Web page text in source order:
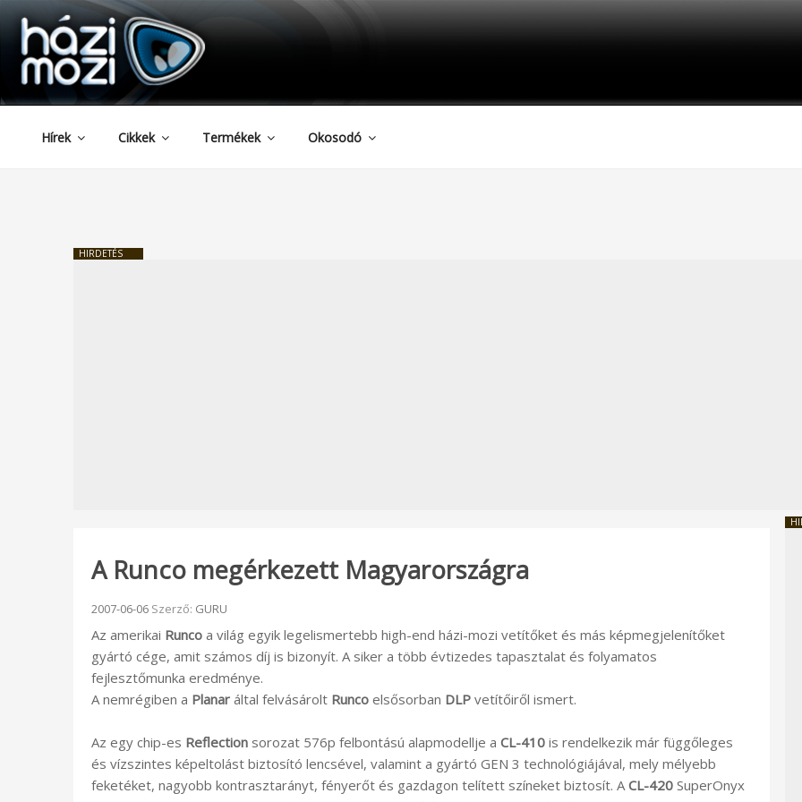
Tartalomhoz
HAZIMOZI
Hírek Cikkek Termékek Okosodó
HIRDETÉS
A Runco megérkezett Magyarországra
Beküldve:
2007-06-06 Szerző: GURU
Az amerikai Runco a világ egyik legelismertebb high-end házi-mozi vetítőket és más képmegjelenítőket
gyártó cége, amit számos díj is bizonyít. A siker a több évtizedes tapasztalat és folyamatos
fejlesztőmunka eredménye.
A nemrégiben a Planar által felvásárolt Runco elsősorban DLP vetítőiről ismert.
Az egy chip-es Reflection sorozat 576p felbontású alapmodellje a CL-410 is rendelkezik már függőleges
és vízszintes képeltolást biztosító lencsével, valamint a gyártó GEN 3 technológiájával, mely mélyebb
feketéket, nagyobb kontrasztarányt, fényerőt és gazdagon telített színeket biztosít. A CL-420 SuperOnyx